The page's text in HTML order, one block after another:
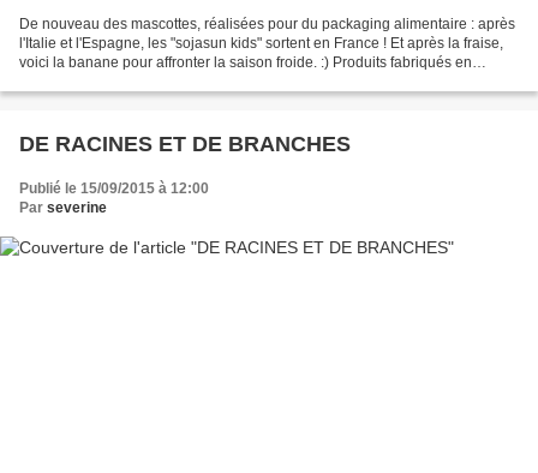
De nouveau des mascottes, réalisées pour du packaging alimentaire : après
l'Italie et l'Espagne, les "sojasun kids" sortent en France ! Et après la fraise,
voici la banane pour affronter la saison froide. :) Produits fabriqués en
DE RACINES ET DE BRANCHES
Publié le 15/09/2015 à 12:00
Par severine